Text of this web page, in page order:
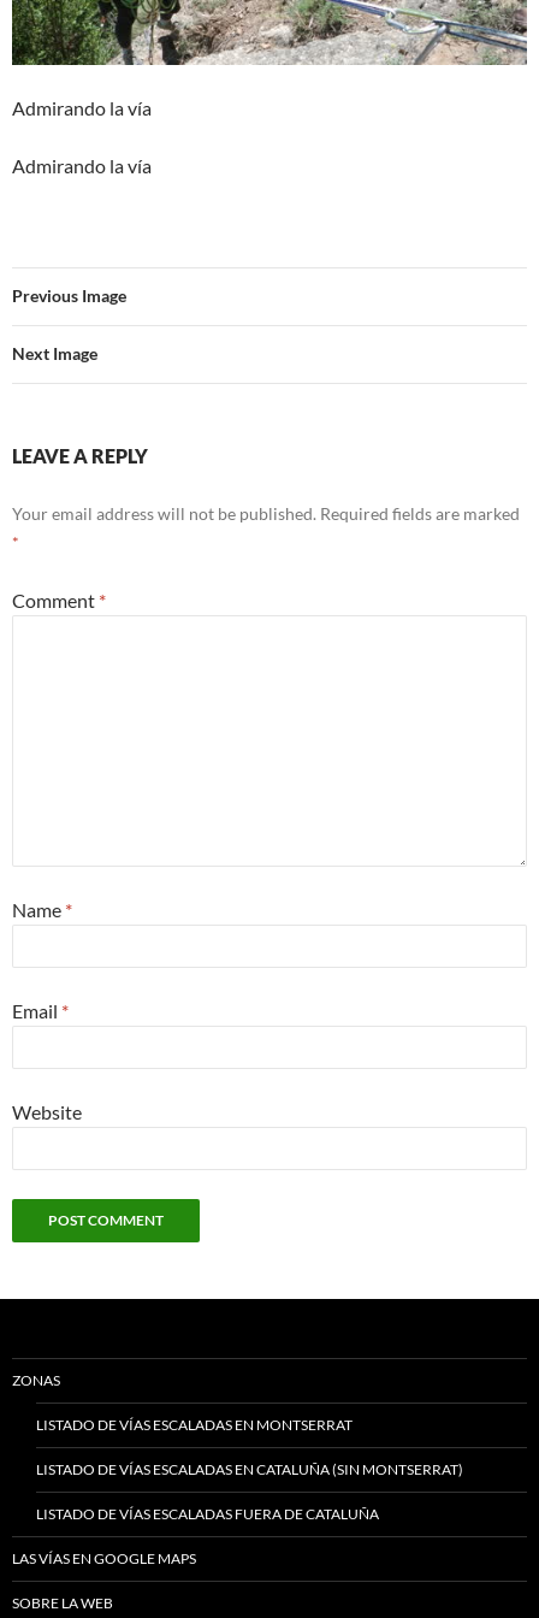
Admirando la vía
Admirando la vía
Previous Image
Next Image
LEAVE A REPLY
Your email address will not be published. Required fields are marked
*
Comment *
Name *
Email *
Website
ZONAS
LISTADO DE VÍAS ESCALADAS EN MONTSERRAT
LISTADO DE VÍAS ESCALADAS EN CATALUÑA (SIN MONTSERRAT)
LISTADO DE VÍAS ESCALADAS FUERA DE CATALUÑA
LAS VÍAS EN GOOGLE MAPS
SOBRE LA WEB